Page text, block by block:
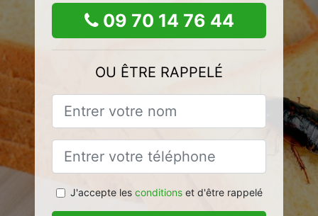
09 70 14 76 44
OU ÊTRE RAPPELÉ
J'accepte les conditionset d'être rappelé